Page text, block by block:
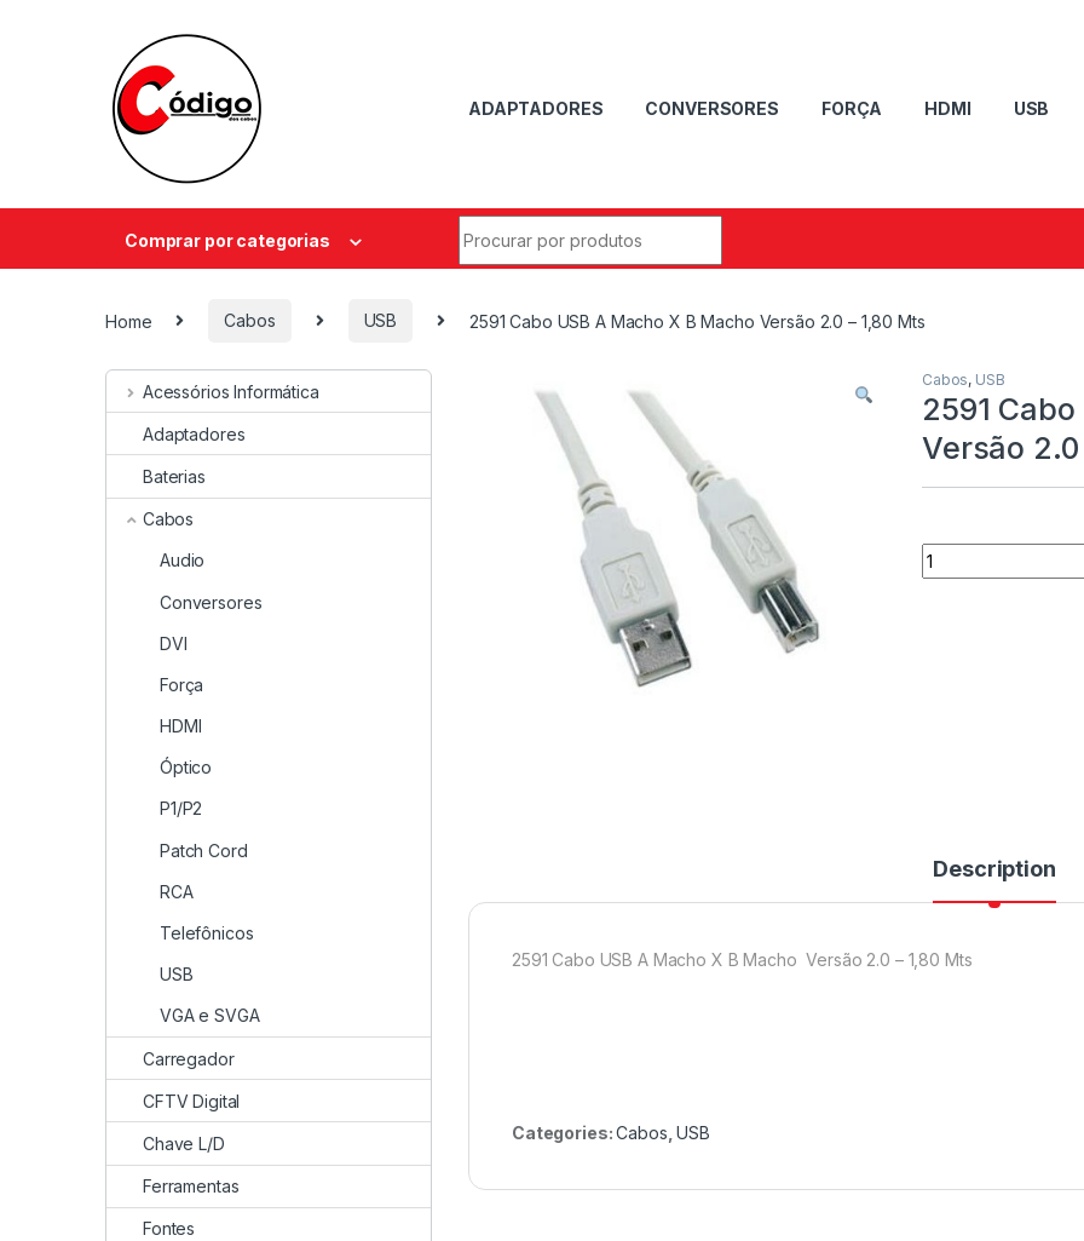
ADAPTADORES CONVERSORES FORÇA HDMI USB
Comprar por categorias
Home Cabos USB 2591 Cabo USB A Macho X B Macho Versão 2.0 – 1,80 Mts
Cabos, USB
2591
Versão
Description
2591 Cabo USB A Macho X B Macho Versão 2.0 – 1,80 Mts
Categories:Cabos ,USB
Acessórios Informática
Adaptadores
Baterias
Cabos
Audio
Conversores
DVI
Força
HDMI
Óptico
P1/P2
Patch Cord
RCA
Telefônicos
USB
VGA e SVGA
Carregador
CFTV Digital
Chave L/D
Ferramentas
Fontes